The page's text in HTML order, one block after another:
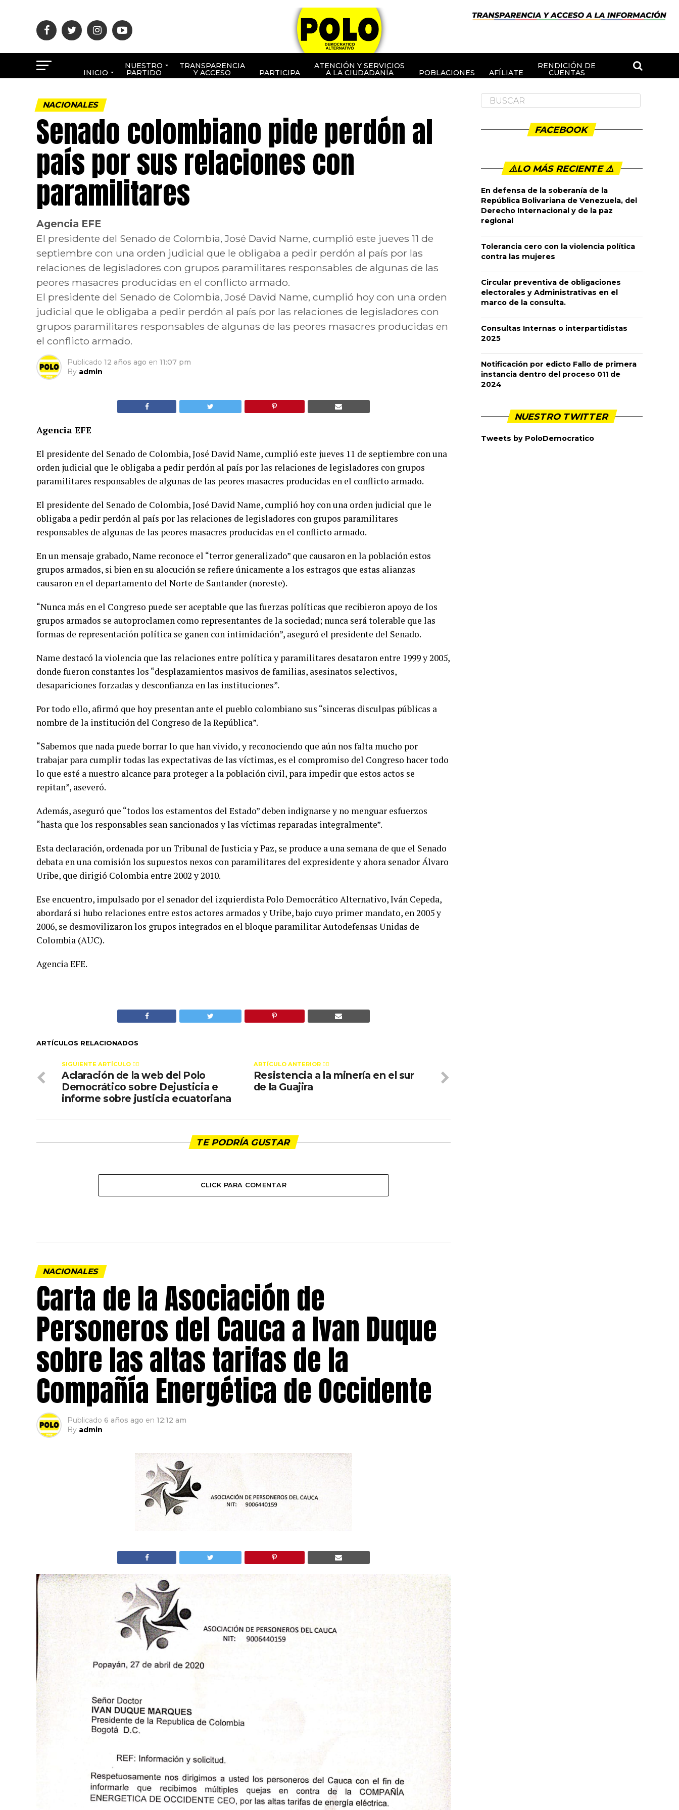
INICIO
NUESTRO
PARTIDO
TRANSPARENCIA
Y ACCESO PARTICIPA
ATENCIÓN Y SERVICIOS
A LA CIUDADANÍA POBLACIONES AFÍLIATE
RENDICIÓN DE
CUENTAS
NACIONALES
Senado colombiano pide perdón al
país por sus relaciones con
paramilitares
Agencia EFE
El presidente del Senado de Colombia, José David Name, cumplió este jueves 11 de
septiembre con una orden judicial que le obligaba a pedir perdón al país por las
relaciones de legisladores con grupos paramilitares responsables de algunas de las
peores masacres producidas en el conflicto armado.
El presidente del Senado de Colombia, José David Name, cumplió hoy con una orden
judicial que le obligaba a pedir perdón al país por las relaciones de legisladores con
grupos paramilitares responsables de algunas de las peores masacres producidas en
el conflicto armado.
Publicado 12 años ago en 11:07 pm
By admin
Agencia EFE
El presidente del Senado de Colombia, José David Name, cumplió este jueves 11 de septiembre con una
orden judicial que le obligaba a pedir perdón al país por las relaciones de legisladores con grupos
paramilitares responsables de algunas de las peores masacres producidas en el conflicto armado.
El presidente del Senado de Colombia, José David Name, cumplió hoy con una orden judicial que le
obligaba a pedir perdón al país por las relaciones de legisladores con grupos paramilitares
responsables de algunas de las peores masacres producidas en el conflicto armado.
En un mensaje grabado, Name reconoce el “terror generalizado” que causaron en la población estos
grupos armados, si bien en su alocución se refiere únicamente a los estragos que estas alianzas
causaron en el departamento del Norte de Santander (noreste).
“Nunca más en el Congreso puede ser aceptable que las fuerzas políticas que recibieron apoyo de los
grupos armados se autoproclamen como representantes de la sociedad; nunca será tolerable que las
formas de representación política se ganen con intimidación”, aseguró el presidente del Senado.
Name destacó la violencia que las relaciones entre política y paramilitares desataron entre 1999 y 2005,
donde fueron constantes los “desplazamientos masivos de familias, asesinatos selectivos,
desapariciones forzadas y desconfianza en las instituciones”.
Por todo ello, afirmó que hoy presentan ante el pueblo colombiano sus “sinceras disculpas públicas a
nombre de la institución del Congreso de la República”.
“Sabemos que nada puede borrar lo que han vivido, y reconociendo que aún nos falta mucho por
trabajar para cumplir todas las expectativas de las víctimas, es el compromiso del Congreso hacer todo
lo que esté a nuestro alcance para proteger a la población civil, para impedir que estos actos se
repitan”, aseveró.
Además, aseguró que “todos los estamentos del Estado” deben indignarse y no menguar esfuerzos
“hasta que los responsables sean sancionados y las víctimas reparadas integralmente”.
Esta declaración, ordenada por un Tribunal de Justicia y Paz, se produce a una semana de que el Senado
debata en una comisión los supuestos nexos con paramilitares del expresidente y ahora senador Álvaro
Uribe, que dirigió Colombia entre 2002 y 2010.
Ese encuentro, impulsado por el senador del izquierdista Polo Democrático Alternativo, Iván Cepeda,
abordará si hubo relaciones entre estos actores armados y Uribe, bajo cuyo primer mandato, en 2005 y
2006, se desmovilizaron los grupos integrados en el bloque paramilitar Autodefensas Unidas de
Colombia (AUC).
Agencia EFE.
ARTÍCULOS RELACIONADOS
ARTÍCULO ANTERIOR 👉🏻
Resistencia a la minería en el sur
de la Guajira
SIGUIENTE ARTÍCULO 👈🏻
Aclaración de la web del Polo
Democrático sobre Dejusticia e
informe sobre justicia ecuatoriana
TE PODRÍA GUSTAR
CLICK PARA COMENTAR
NACIONALES
Carta de la Asociación de
Personeros del Cauca a Ivan Duque
sobre las altas tarifas de la
Compañía Energética de Occidente
Publicado 6 años ago en 12:12 am
By admin
FACEBOOK
⚠️LO MÁS RECIENTE ⚠️️
En defensa de la soberanía de la
República Bolivariana de Venezuela, del
Derecho Internacional y de la paz
regional
Tolerancia cero con la violencia política
contra las mujeres
Circular preventiva de obligaciones
electorales y Administrativas en el
marco de la consulta.
Consultas Internas o interpartidistas
2025
Notificación por edicto Fallo de primera
instancia dentro del proceso 011 de
2024
NUESTRO TWITTER
Tweets by PoloDemocratico